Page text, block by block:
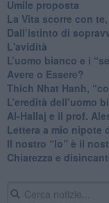
​Umile proposta
​La Vita scorre con
​Dall’istinto di
L'avidità
​L’uomo bianco e i
​Avere o Essere?
​Thich Nhat Hanh,
​L’eredità dell’uomo
Al-Hallaj e il prof.
​Lettera a mio nipote
​Il nostro “Io” è il
​Chiarezza e